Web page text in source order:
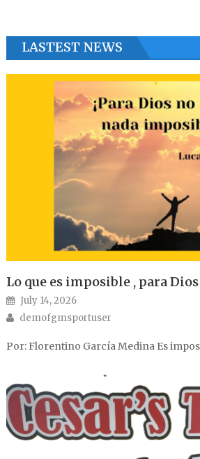
LASTEST NEWS
Lo que es imposible , para
Posted on
July 14, 2026
Author
demofgmsportuser
Por: Florentino García Medina Es